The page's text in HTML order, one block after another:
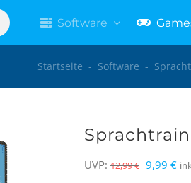
Software
Startseite - Software -
UVP: 12,99€ 9,99 €